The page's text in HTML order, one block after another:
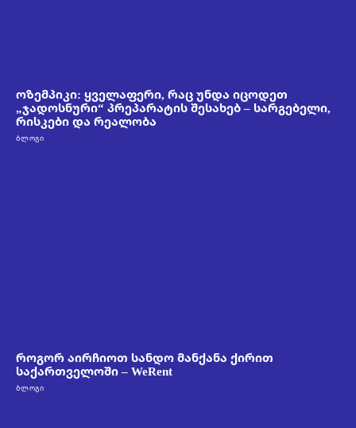
ოზემპიკი: ყველაფერი, რაც უნდა იცოდეთ
„ჯადოსნური“ პრეპარატის შესახებ – სარგებელი,
რისკები და რეალობა
ᲑᲚᲝᲒᲘ
როგორ აირჩიოთ სანდო მანქანა ქირით
საქართველოში – WeRent
ᲑᲚᲝᲒᲘ